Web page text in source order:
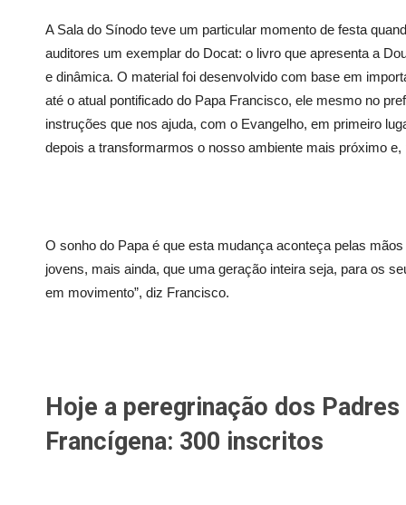
A Sala do Sínodo teve um particular momento de festa
auditores um exemplar do Docat: o livro que apresenta a
e dinâmica. O material foi desenvolvido com base em
até o atual pontificado do Papa Francisco, ele mesmo no
instruções que nos ajuda, com o Evangelho, em primeiro
depois a transformarmos o nosso ambiente mais próximo e,
O sonho do Papa é que esta mudança aconteça pelas
jovens, mais ainda, que uma geração inteira seja, para os
em movimento”, diz Francisco.
Hoje a peregrinação dos
Francígena: 300 inscritos